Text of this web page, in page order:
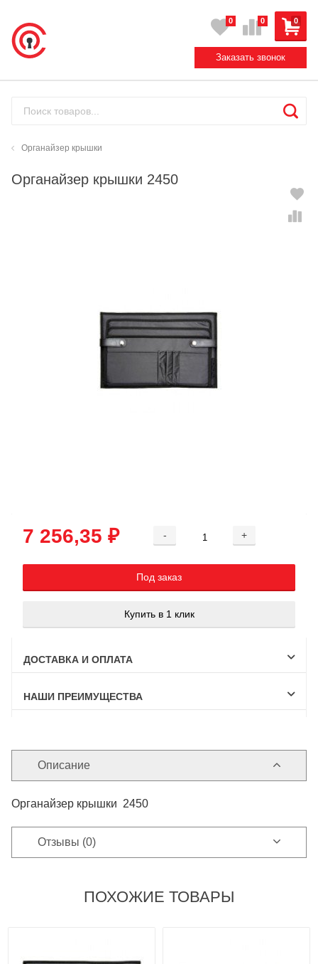
0
0 0
Заказать звонок
Органайзер крышки
Органайзер крышки 2450
7 256,35 ₽ -
+
Под заказ
Купить в 1 клик
ДОСТАВКА И ОПЛАТА
НАШИ ПРЕИМУЩЕСТВА
Описание
Органайзер крышки 2450
Отзывы (0)
ПОХОЖИЕ ТОВАРЫ